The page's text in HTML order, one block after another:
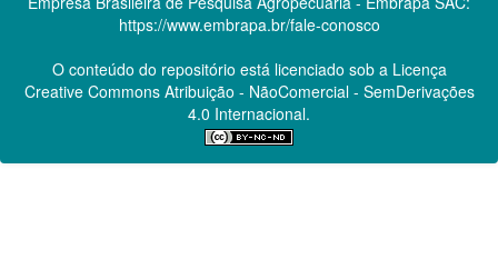
https://www.embrapa.br/fale-conosco
O conteúdo do repositório está licenciado sob a Licença
Creative CommonsAtribuição - NãoComercial - SemDerivações
4.0 Internacional.